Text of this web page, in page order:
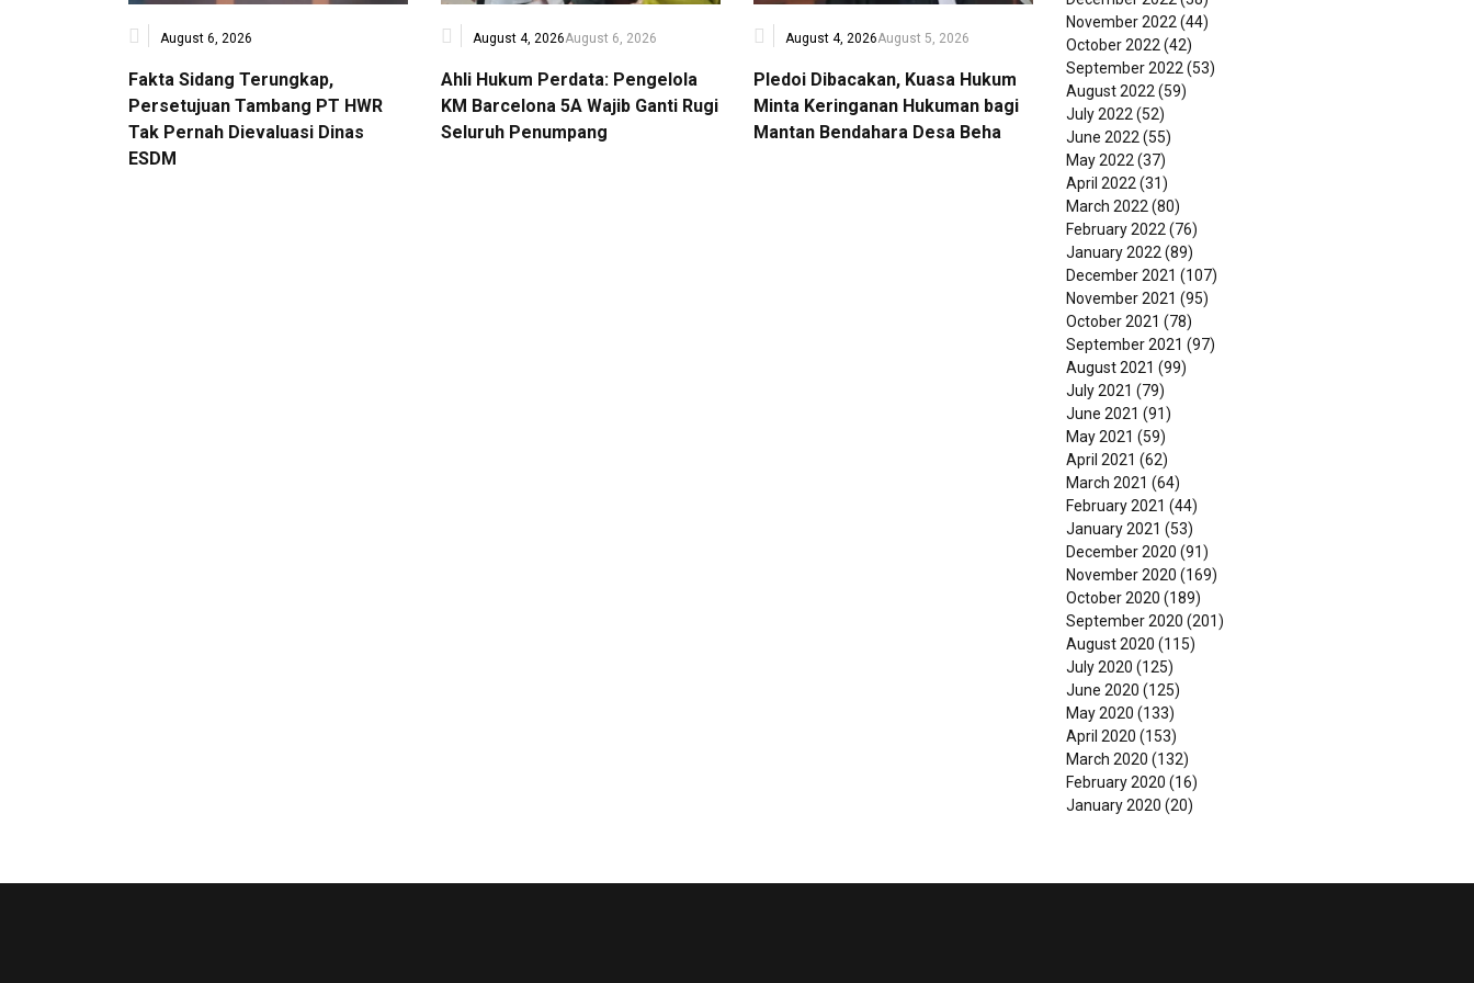
August 6, 2026
Fakta Sidang Terungkap,
Persetujuan Tambang PT HWR
Tak Pernah Dievaluasi Dinas
ESDM
August 4, 2026August 6, 2026
Ahli Hukum Perdata: Pengelola
KM Barcelona 5A Wajib Ganti Rugi
Seluruh Penumpang
August 4, 2026August 5, 2026
Pledoi Dibacakan, Kuasa Hukum
Minta Keringanan Hukuman bagi
Mantan Bendahara Desa Beha
November 2022 (44)
October 2022 (42)
September 2022 (53)
August 2022 (59)
July 2022 (52)
June 2022 (55)
May 2022 (37)
April 2022 (31)
March 2022 (80)
February 2022 (76)
January 2022 (89)
December 2021 (107)
November 2021 (95)
October 2021 (78)
September 2021 (97)
August 2021 (99)
July 2021 (79)
June 2021 (91)
May 2021 (59)
April 2021 (62)
March 2021 (64)
February 2021 (44)
January 2021 (53)
December 2020 (91)
November 2020 (169)
October 2020 (189)
September 2020 (201)
August 2020 (115)
July 2020 (125)
June 2020 (125)
May 2020 (133)
April 2020 (153)
March 2020 (132)
February 2020 (16)
January 2020 (20)